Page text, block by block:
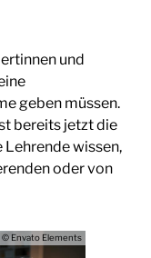
und
geben müssen.
bereits jetzt die
Lehrende wissen,
oder von
© Envato Elements